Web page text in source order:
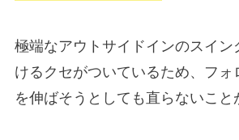
極端なアウトサイドインのスイン
けるクセがついているため、フォ
を伸ばそうとしても直らないこと